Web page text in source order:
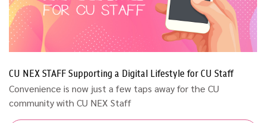
CU NEX STAFF Supporting a Digital Lifestyle for CU Staff
Convenience is now just a few taps away for the CU
community with CU NEX Staff